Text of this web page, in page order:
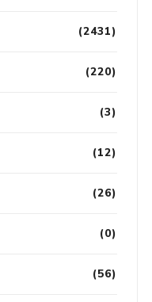
(2431)
(220)
(3)
(12)
(26)
(0)
(56)